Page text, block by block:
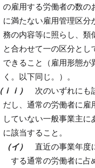
の雇用する労働者の数の
に満たない雇用管理区分
務の内容等に照らし、類
と合わせて一の区分とし
できること（雇用形態が
く。以下同じ。）。
（ｉｉ） 次のいずれにも
だし、通常の労働者に雇
していない一般事業主に
に該当すること。
（イ） 直近の事業年度
する通常の労働者に占